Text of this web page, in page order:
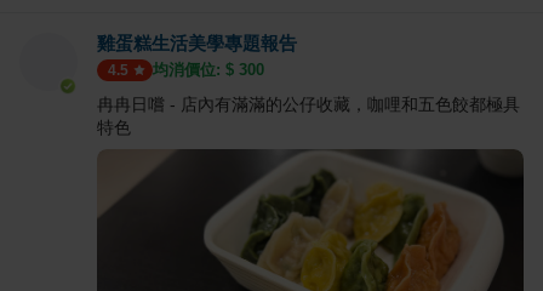
雞蛋糕生活美學專題報告
4.5 均消價位: $ 300
冉冉日嚐 - 店內有滿滿的公仔收藏，咖哩和五色餃都極具
特色